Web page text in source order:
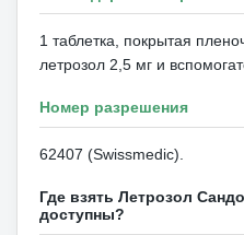
1 таблетка, покрытая
летрозол 2,5 мг и
Номер разрешения
62407 (Swissmedic).
Где взять Летрозол
доступны?